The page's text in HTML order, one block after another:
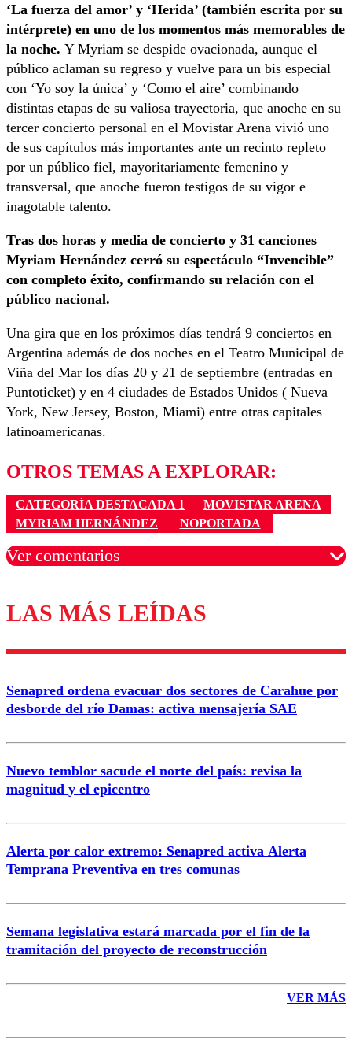
‘La fuerza del amor’ y ‘Herida’ (también escrita por su
intérprete) en uno de los momentos más memorables de
la noche. Y Myriam se despide ovacionada, aunque el
público aclaman su regreso y vuelve para un bis especial
con ‘Yo soy la única’ y ‘Como el aire’ combinando
distintas etapas de su valiosa trayectoria, que anoche en su
tercer concierto personal en el Movistar Arena vivió uno
de sus capítulos más importantes ante un recinto repleto
por un público fiel, mayoritariamente femenino y
transversal, que anoche fueron testigos de su vigor e
inagotable talento.
Tras dos horas y media de concierto y 31 canciones
Myriam Hernández cerró su espectáculo “Invencible”
con completo éxito, confirmando su relación con el
público nacional.
Una gira que en los próximos días tendrá 9 conciertos en
Argentina además de dos noches en el Teatro Municipal de
Viña del Mar los días 20 y 21 de septiembre (entradas en
Puntoticket) y en 4 ciudades de Estados Unidos ( Nueva
York, New Jersey, Boston, Miami) entre otras capitales
latinoamericanas.
OTROS TEMAS A EXPLORAR:
CATEGORÍA DESTACADA 1
MOVISTAR ARENA
MYRIAM HERNÁNDEZ
NOPORTADA
Ver comentarios
Los comentarios son moderados para garantizar un
diálogo respetuoso.
Correo
LAS MÁS LEÍDAS
Senapred ordena evacuar dos sectores de Carahue por
desborde del río Damas: activa mensajería SAE
Nuevo temblor sacude el norte del país: revisa la
magnitud y el epicentro
Alerta por calor extremo: Senapred activa Alerta
Temprana Preventiva en tres comunas
Semana legislativa estará marcada por el fin de la
tramitación del proyecto de reconstrucción
VER MÁS